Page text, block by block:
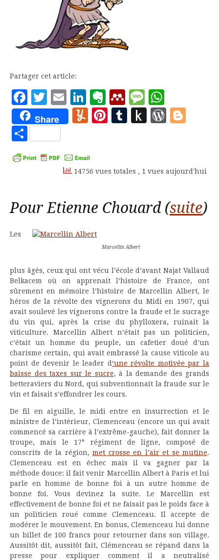
Partager cet article:
Facebook
Twitter
EmailLinkedIn
Evernote
Mendeley
Message
Share Yummly
Pinterest
Tumblr
Push
Partager
14756 vues totales , 1 vues aujourd'hui
Pour Etienne Chouard (suite)
Marcellin Albert
Les
plus âgés, ceux qui ont vécu l’école d’avant Najat Vallaud
Belkacem où on apprenait l’histoire de France, ont
sûrement en mémoire l’histoire de Marcellin Albert, le
héros de la révolte des vignerons du Midi en 1907, qui
avait soulevé les vignerons contre la fraude et le sucrage
du vin qui, après la crise du phylloxera, ruinait la
viticulture. Marcellin Albert n’était pas un politicien,
c’était un homme du peuple, un cafetier doué d’un
charisme certain, qui avait embrassé la cause viticole au
point de devenir le leader d‘une révolte motivée par la
baisse des taxes sur le sucre, à la demande des grands
betteraviers du Nord, qui subventionnait la fraude sur le
vin et faisait s’effondrer les cours.
De fil en aiguille, le midi entre en insurrection et le
ministre de l’intérieur, Clemenceau (encore un qui avait
commencé sa carrière à l’extrême-gauche), fait donner la
troupe, mais le 17° régiment de ligne, composé de
conscrits de la région, met crosse en l’air et se mutine.
Clemenceau est en échec mais il va gagner par la
méthode douce: il fait venir Marcellin Albert à Paris et lui
parle en homme de bonne foi à un autre homme de
bonne foi. Vous devinez la suite. Le Marcellin est
effectivement de bonne foi et ne faisait pas le poids face à
un politicien roué comme Clemenceau. Il accepte de
modérer le mouvement. En bonus, Clemenceau lui donne
un billet de 100 francs pour retourner dans son village.
Aussitôt dit, aussitôt fait, Clémenceau se répand dans la
presse pour expliquer comment il a neutralisé